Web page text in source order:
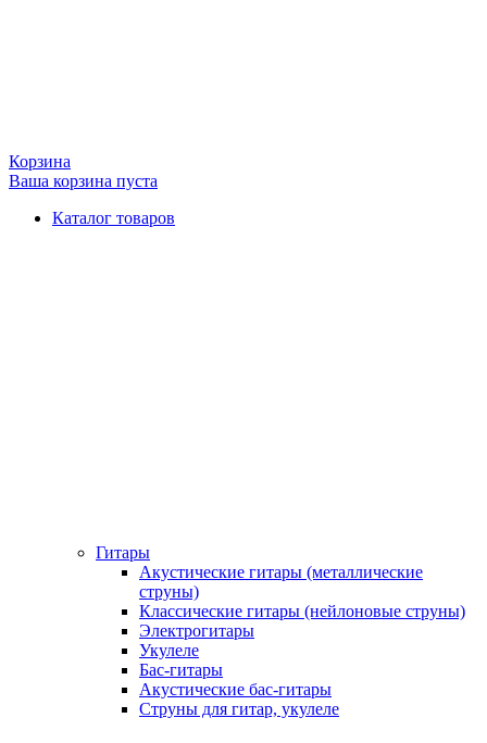
Корзина
Ваша корзина пуста
Каталог товаров
Гитары
Акустические гитары (металлические
струны)
Классические гитары (нейлоновые струны)
Электрогитары
Укулеле
Бас-гитары
Акустические бас-гитары
Струны для гитар, укулеле